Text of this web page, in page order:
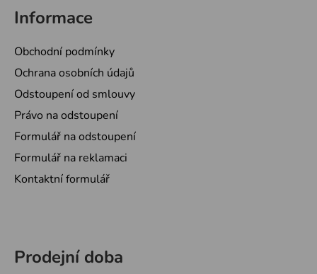
Informace
Obchodní podmínky
Ochrana osobních údajů
Odstoupení od smlouvy
Právo na odstoupení
Formulář na odstoupení
Formulář na reklamaci
Kontaktní formulář
Prodejní doba